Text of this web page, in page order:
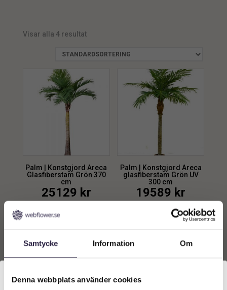
Samtycke Information Om
Denna webbplats använder cookies
Visar alla 4 resultat
Palm | Konstgjord Areca
Glasfiberstam Grön 370
cm
25129 kr
Lägg till i
Palm | Konstgjord Areca
glasfiberstam Grön UV
300 cm
19589 kr
Lägg till i